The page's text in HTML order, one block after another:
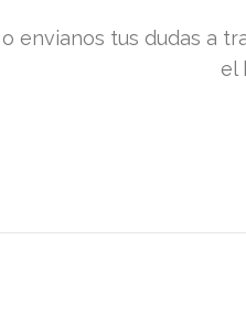
envianos tus dudas a
el